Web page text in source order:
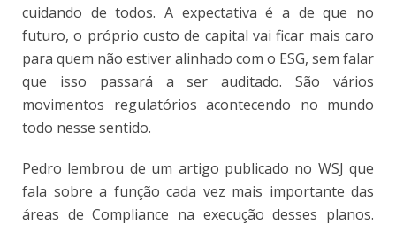
cuidando de todos. A expectativa é a de que no
futuro, o próprio custo de capital vai ficar mais caro
para quem não estiver alinhado com o ESG, sem falar
que isso passará a ser auditado. São vários
movimentos regulatórios acontecendo no mundo
todo nesse sentido.
Pedro lembrou de um artigo publicado no WSJ que
fala sobre a função cada vez mais importante das
áreas de Compliance na execução desses planos.